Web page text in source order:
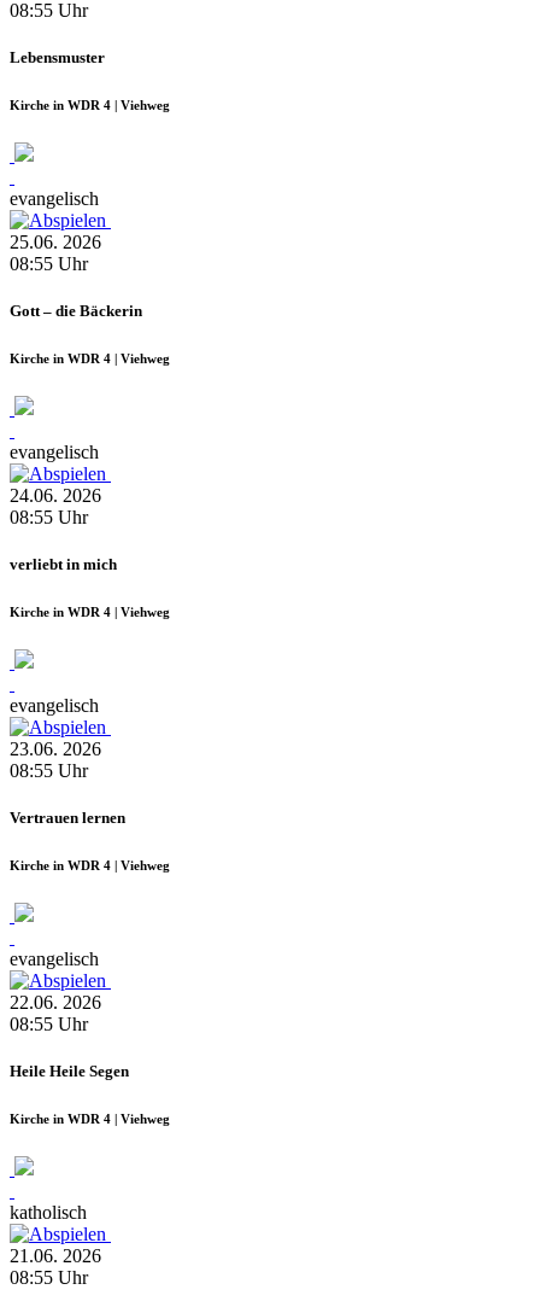
08:55 Uhr
Lebensmuster
Kirche in WDR 4 | Viehweg
evangelisch
25.06. 2026
08:55 Uhr
Gott – die Bäckerin
Kirche in WDR 4 | Viehweg
evangelisch
24.06. 2026
08:55 Uhr
verliebt in mich
Kirche in WDR 4 | Viehweg
evangelisch
23.06. 2026
08:55 Uhr
Vertrauen lernen
Kirche in WDR 4 | Viehweg
evangelisch
22.06. 2026
08:55 Uhr
Heile Heile Segen
Kirche in WDR 4 | Viehweg
katholisch
21.06. 2026
08:55 Uhr